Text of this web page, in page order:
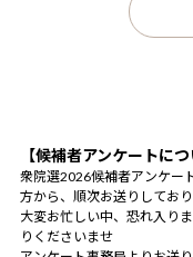
【候補者アンケートにつ
衆院選2026候補者アンケー
方から、順次お送りしてお
大変お忙しい中、恐れ入り
りくださいませ